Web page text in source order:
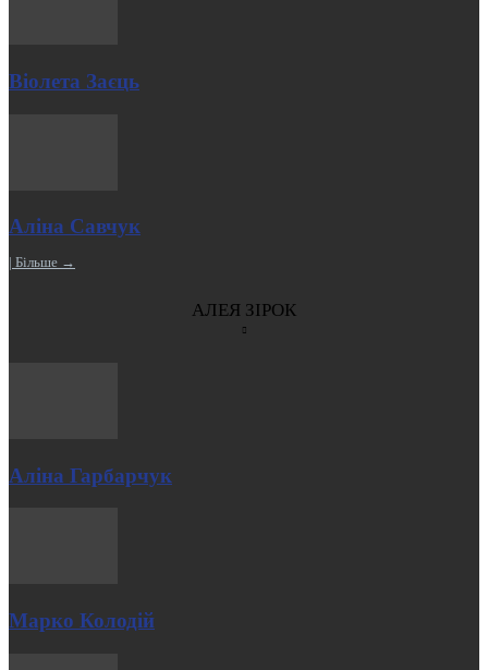
Віолета Заєць
Аліна Савчук
| Більше →
АЛЕЯ ЗІРОК
Аліна Гарбарчук
Марко Колодій